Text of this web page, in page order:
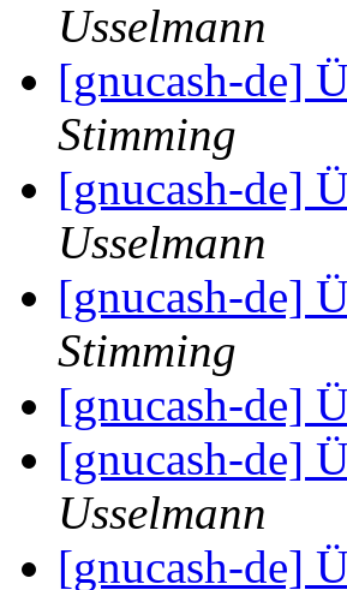
Usselmann
[gnucash-de]
Stimming
[gnucash-de]
Usselmann
[gnucash-de]
Stimming
[gnucash-de]
[gnucash-de]
Usselmann
[gnucash-de]